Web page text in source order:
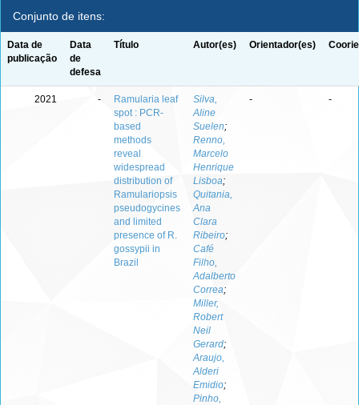
Conjunto de itens:
Data de
publicação
Data
de
defesa
Título Autor(es) Orientador(es)
2021 -
Ramularia leaf
spot : PCR-
based
methods
reveal
widespread
distribution of
Ramulariopsis
pseudogycines
and limited
presence of R.
gossypii in
Brazil
Silva,
Aline
Suelen;
Renno,
Marcelo
Henrique
Lisboa;
Quitania,
Ana
Clara
Ribeiro;
Café
Filho,
Adalberto
Correa;
Miller,
Robert
Neil
Gerard;
Araujo,
Alderi
Emidio;
Pinho,
- -